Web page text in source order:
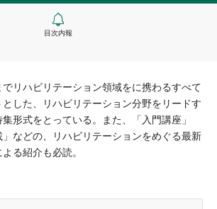
目次内報
リハビリテーション領域をに携わるすべて
した、リハビリテーション分野をリードす
形式をとっている。また、「入門講座」
」などの、リハビリテーションをめぐる最新
る紹介も必読。